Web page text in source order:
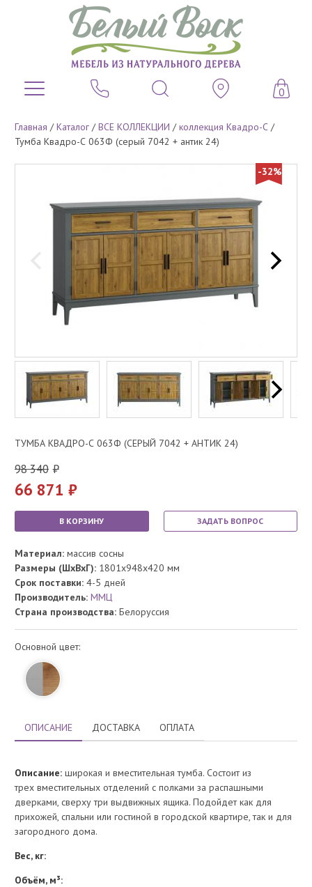
0
Главная /Каталог /ВСЕ КОЛЛЕКЦИИ /коллекция Квадро-С /
Тумба Квадро-С 063Ф (серый 7042 + антик 24)
-32%
ТУМБА КВАДРО-С 063Ф (СЕРЫЙ 7042 + АНТИК 24)
98 340
66 871
В КОРЗИНУ ЗАДАТЬ ВОПРОС
Материал: массив сосны
Размеры (ШхВхГ): 1801x948x420 мм
Срок поставки: 4-5 дней
Производитель: ММЦ
Страна производства: Белоруссия
Основной цвет:
ОПИСАНИЕ ДОСТАВКА ОПЛАТА
Описание: широкая и вместительная тумба. Состоит из
трех вместительных отделений с полками за распашными
дверками, сверху три выдвижных ящика. Подойдет как для
прихожей, спальни или гостиной в городской квартире, так и для
загородного дома.
Вес, кг:
Объём, м³: